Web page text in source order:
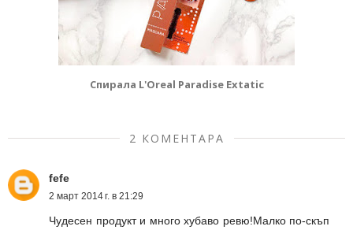
Спирала L'Oreal Paradise Extatic
2 КОМЕНТАРА
fefe
2 март 2014 г. в 21:29
Чудесен продукт и много хубаво ревю!Малко по-скъп